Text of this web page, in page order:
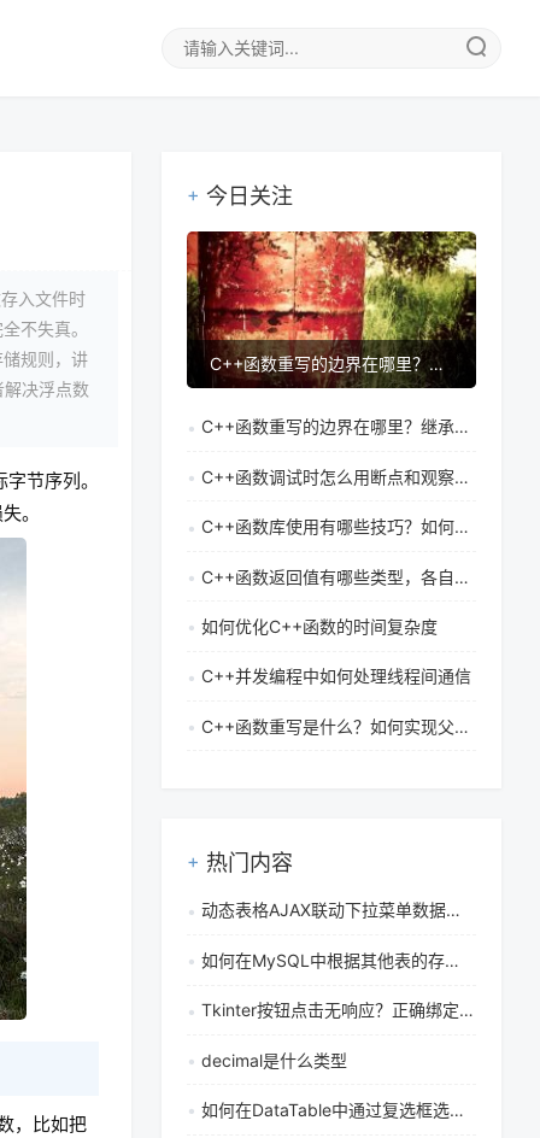
入文件时
不失真。
规则，讲
决浮点数
节序列。
。
，比如把
今日关注
C++函数重写的边界在哪里？继承中重写机制有哪些局限
C++函数重写的边界在哪里？继承中重写机制有哪些局限
C++函数调试时怎么用断点和观察点快速定位问题
C++函数库使用有哪些技巧？如何实现系统功能外延开发的最佳实践？
C++函数返回值有哪些类型，各自有什么含义
如何优化C++函数的时间复杂度
C++并发编程中如何处理线程间通信
C++函数重写是什么？如何实现父类函数的覆盖
热门内容
动态表格AJAX联动下拉菜单数据隔离解决方案：避免多行数据干扰
如何在MySQL中根据其他表的存在性执行DELETE使用EXISTS子句
Tkinter按钮点击无响应？正确绑定函数与避免阻塞的完整指南
decimal是什么类型
如何在DataTable中通过复选框选择动态填充相邻列的输入框